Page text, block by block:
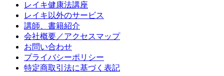
レイキ健康法講座
レイキ以外のサービス
講師、書籍紹介
会社概要／アクセスマップ
お問い合わせ
プライバシーポリシー
特定商取引法に基づく表記